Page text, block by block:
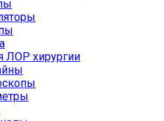
ЛОР хирургии